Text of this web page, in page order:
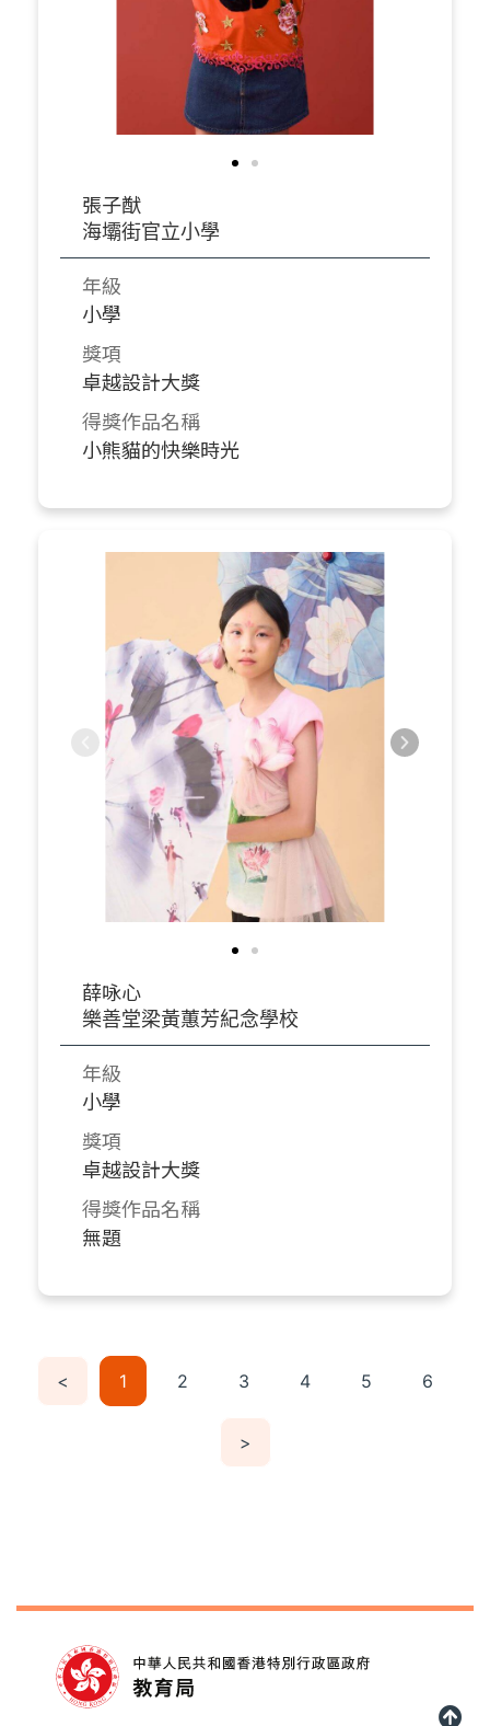
張子猷
海壩街官立小學
年級
小學
獎項
卓越設計大獎
得獎作品名稱
小熊貓的快樂時光
薛咏心
樂善堂梁黃蕙芳紀念學校
年級
小學
獎項
卓越設計大獎
得獎作品名稱
無題
< 1 2 3 4 5 6
>